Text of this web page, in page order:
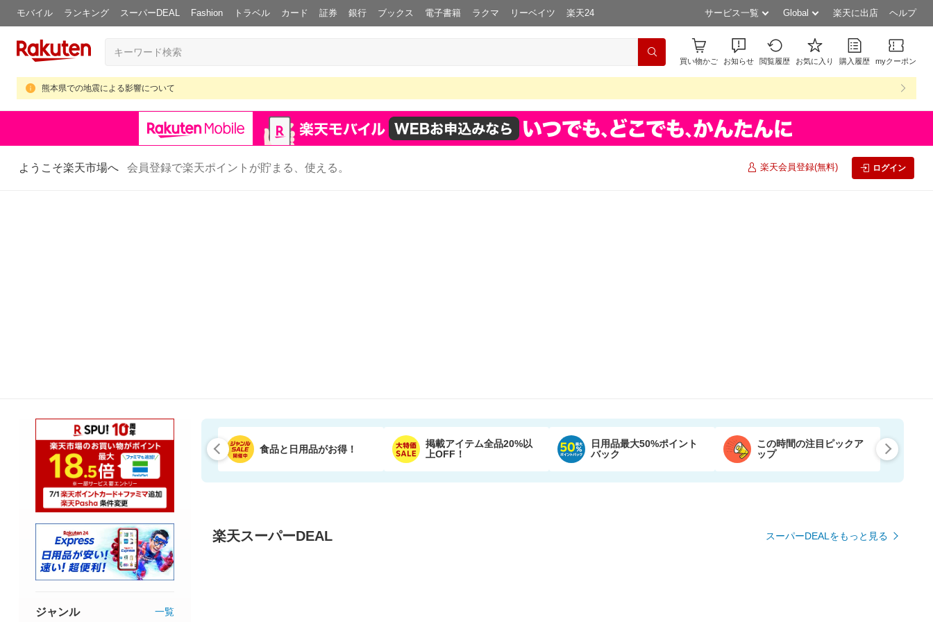
モバイル ランキング スーパーDEAL Fashion トラベル カード 証券 銀行 ブックス 電子書籍 ラクマ リーベイツ 楽天24 サービス一覧 Global 楽天に出店 ヘルプ
買い物かご お知らせ 閲覧履歴 お気に入り 購入履歴 myクーポン
熊本県での地震による影響について
ようこそ楽天市場へ 会員登録で楽天ポイントが貯まる、使える。 楽天会員登録(無料) ログイン
食品と日用品がお得！
掲載アイテム全品20%以
上OFF！
日用品最大50%ポイント
バック
この時間の注目ピックア
ップ
楽天スーパーDEAL スーパーDEALをもっと見る
ジャンル 一覧